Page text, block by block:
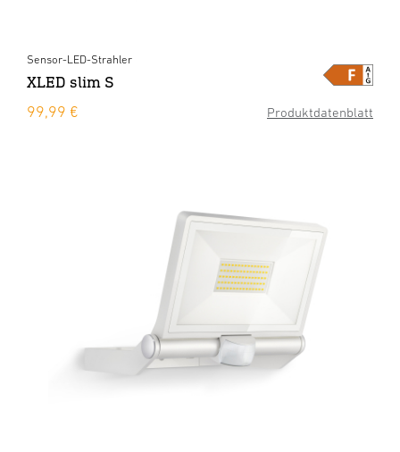
Produktdatenblatt
Sensor-LED-Strahler
XLED slim S
99,99 €